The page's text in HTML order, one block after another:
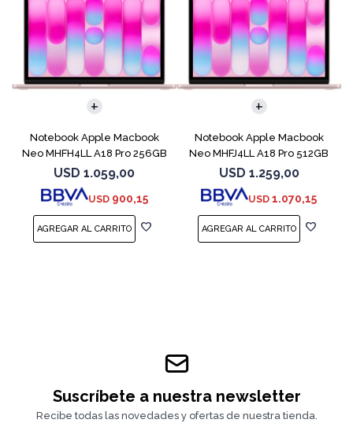
Notebook Apple Macbook
Neo MHFH4LL A18 Pro 256GB
8GB Blush
USD 1.059,00
USD 900,15
COMPARAR
Notebook Apple Macbook
Neo MHFJ4LL A18 Pro 512GB
8GB Blush
USD 1.259,00
USD 1.070,15
COMPARAR
Suscríbete a nuestra newsletter
Recibe todas las novedades y ofertas de nuestra tienda.